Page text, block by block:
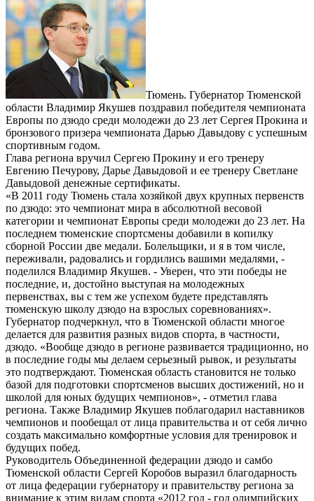
Тюмень. Губернатор Тюменской
области Владимир Якушев поздравил победителя чемпионата
Европы по дзюдо среди молодежи до 23 лет Сергея Прокина и
бронзового призера чемпионата Дарью Давыдову с успешным
спортивным годом.
Глава региона вручил Сергею Прокину и его тренеру
Евгению Печурову, Дарье Давыдовой и ее тренеру Светлане
Давыдовой денежные сертификаты.
«В 2011 году Тюмень стала хозяйкой двух крупных первенств
по дзюдо: это чемпионат мира в абсолютной весовой
категории и чемпионат Европы среди молодежи до 23 лет. На
последнем тюменские спортсмены добавили в копилку
сборной России две медали. Болельщики, и я в том числе,
переживали, радовались и гордились вашими медалями, -
поделился Владимир Якушев. - Уверен, что эти победы не
последние, и, достойно выступая на молодежных
первенствах, вы с тем же успехом будете представлять
тюменскую школу дзюдо на взрослых соревнованиях».
Губернатор подчеркнул, что в Тюменской области многое
делается для развития разных видов спорта, в частности,
дзюдо. «Вообще дзюдо в регионе развивается традиционно, но
в последние годы мы делаем серьезный рывок, и результаты
это подтверждают. Тюменская область становится не только
базой для подготовки спортсменов высших достижений, но и
школой для юных будущих чемпионов», - отметил глава
региона. Также Владимир Якушев поблагодарил наставников
чемпионов и пообещал от лица правительства и от себя лично
создать максимально комфортные условия для тренировок и
будущих побед.
Руководитель Объединенной федерации дзюдо и самбо
Тюменской области Сергей Коробов выразил благодарность
от лица федерации губернатору и правительству региона за
внимание к этим видам спорта «2012 год - год олимпийских